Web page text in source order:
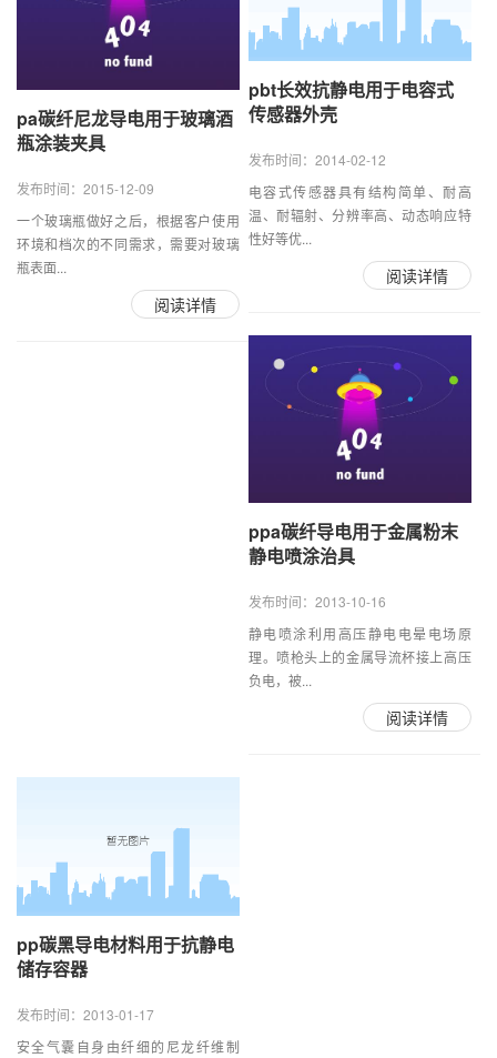
pa碳纤尼龙导电用于玻璃酒
瓶涂装夹具
发布时间：2015-12-09
一个玻璃瓶做好之后，根据客户使用
环境和档次的不同需求，需要对玻璃
瓶表面...
阅读详情
pbt长效抗静电用于电容式
传感器外壳
发布时间：2014-02-12
电容式传感器具有结构简单、耐高
温、耐辐射、分辨率高、动态响应特
性好等优...
阅读详情
ppa碳纤导电用于金属粉末
静电喷涂治具
发布时间：2013-10-16
静电喷涂利用高压静电电晕电场原
理。喷枪头上的金属导流杯接上高压
负电，被...
阅读详情
pp碳黑导电材料用于抗静电
储存容器
发布时间：2013-01-17
安全气囊自身由纤细的尼龙纤维制